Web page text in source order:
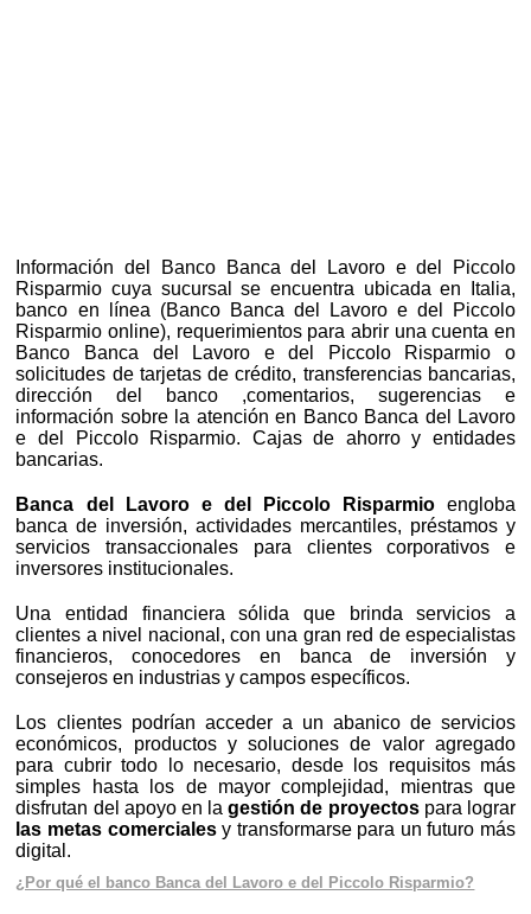
Información del Banco Banca del Lavoro e del Piccolo
Risparmio cuya sucursal se encuentra ubicada en Italia,
banco en línea (Banco Banca del Lavoro e del Piccolo
Risparmio online), requerimientos para abrir una cuenta en
Banco Banca del Lavoro e del Piccolo Risparmio o
solicitudes de tarjetas de crédito, transferencias bancarias,
dirección del banco ,comentarios, sugerencias e
información sobre la atención en Banco Banca del Lavoro
e del Piccolo Risparmio. Cajas de ahorro y entidades
bancarias.
Banca del Lavoro e del Piccolo Risparmioengloba
banca de inversión, actividades mercantiles, préstamos y
servicios transaccionales para clientes corporativos e
inversores institucionales.
Una entidad financiera sólida que brinda servicios a
clientes a nivel nacional, con una gran red de especialistas
financieros, conocedores en banca de inversión y
consejeros en industrias y campos específicos.
Los clientes podrían acceder a un abanico de servicios
económicos, productos y soluciones de valor agregado
para cubrir todo lo necesario, desde los requisitos más
simples hasta los de mayor complejidad, mientras que
disfrutan del apoyo en lagestión de proyectospara lograr
las metas comercialesy transformarse para un futuro más
digital.
¿Por qué el banco Banca del Lavoro e del Piccolo Risparmio?